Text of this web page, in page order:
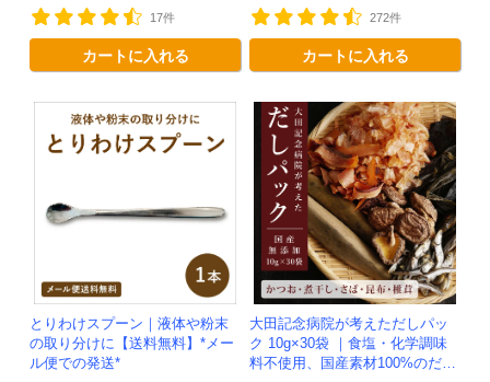
17件
カートに入れる
272件
カートに入れる
とりわけスプーン｜液体や粉末
の取り分けに【送料無料】*メー
ル便での発送*
大田記念病院が考えただしパッ
ク 10g×30袋 ｜食塩・化学調味
料不使用、国産素材100%のだし